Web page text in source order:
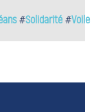
#Solidarité #Voile